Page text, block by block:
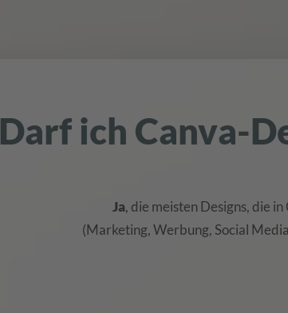
Darf ich Canva-
Ja, die meisten Designs, die
(Marketing, Werbung, Social